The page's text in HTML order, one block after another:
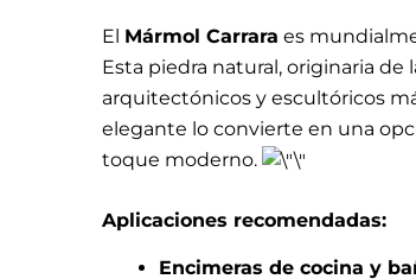
El Mármol Carrara es
Esta piedra natural, originaria de
arquitectónicos y escultóricos
elegante lo convierte en una
toque moderno.
Aplicaciones recomendadas:
Encimeras de cocina y